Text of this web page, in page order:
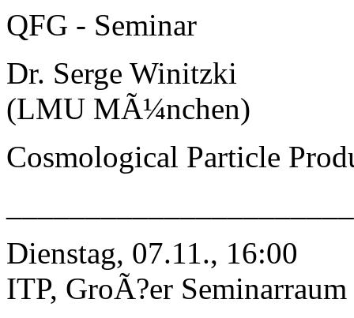
QFG - Seminar
Dr. Serge Winitzki
(LMU MÃ¼nchen)
Cosmological Particle
Dienstag, 07.11., 16:00
ITP, GroÃ?er Seminarraum